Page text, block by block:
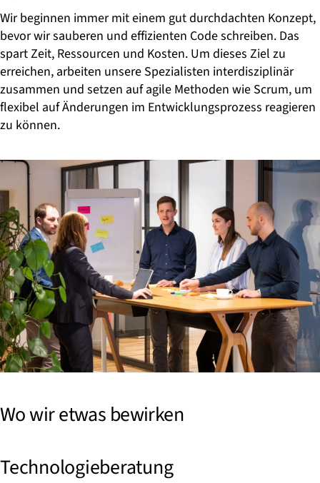
Wir beginnen immer mit einem gut durchdachten Konzept,
bevor wir sauberen und effizienten Code schreiben. Das
spart Zeit, Ressourcen und Kosten. Um dieses Ziel zu
erreichen, arbeiten unsere Spezialisten interdisziplinär
zusammen und setzen auf agile Methoden wie Scrum, um
flexibel auf Änderungen im Entwicklungsprozess reagieren
zu können.
Wo wir etwas bewirken
Technologieberatung